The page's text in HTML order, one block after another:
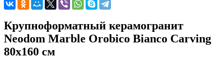
Крупноформатный керамогранит
Neodom Marble Orobico Bianco Carving
80x160 см